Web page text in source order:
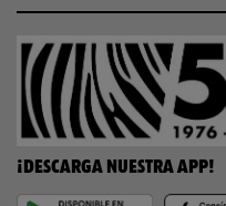
¡DESCARGA NUESTRA APP!